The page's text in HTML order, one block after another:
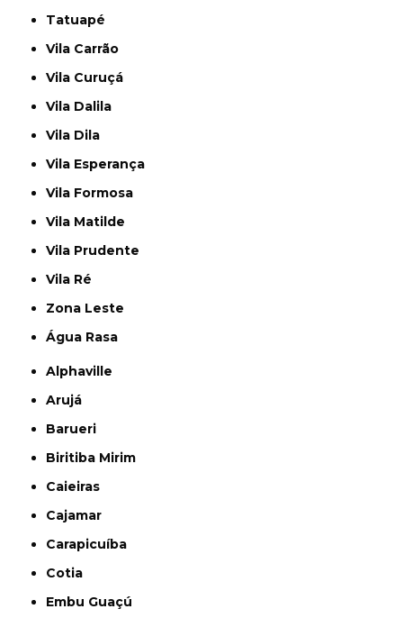
Tatuapé
Vila Carrão
Vila Curuçá
Vila Dalila
Vila Dila
Vila Esperança
Vila Formosa
Vila Matilde
Vila Prudente
Vila Ré
Zona Leste
Água Rasa
Alphaville
Arujá
Barueri
Biritiba Mirim
Caieiras
Cajamar
Carapicuíba
Cotia
Embu Guaçú